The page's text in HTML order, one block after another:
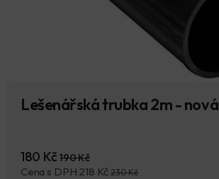
Lešenářská trubka 2m - nová
180 Kč190 Kč
Cena s DPH 218 Kč230 Kč